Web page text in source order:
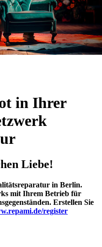
in Ihrer
Liebe!
in Berlin.
mit Ihrem Betrieb für
Erstellen Sie
register